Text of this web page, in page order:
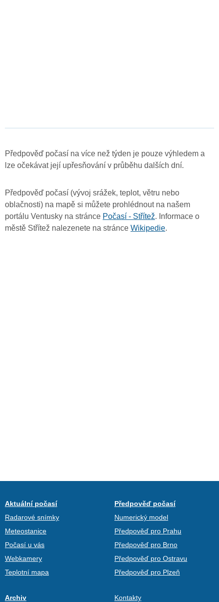
Předpověď počasí na více než týden je pouze výhledem a
lze očekávat její upřesňování v průběhu dalších dní.
Předpověď počasí (vývoj srážek, teplot, větru nebo
oblačnosti) na mapě si můžete prohlédnout na našem
portálu Ventusky na stránce Počasí - Střítež. Informace o
městě Střítež nalezenete na stránce Wikipedie.
Aktuální počasí
Radarové snímky
Meteostanice
Počasí u vás
Webkamery
Teplotní mapa
Předpověď počasí
Numerický model
Předpověď pro Prahu
Předpověď pro Brno
Předpověď pro Ostravu
Předpověď pro Plzeň
Archiv Kontakty